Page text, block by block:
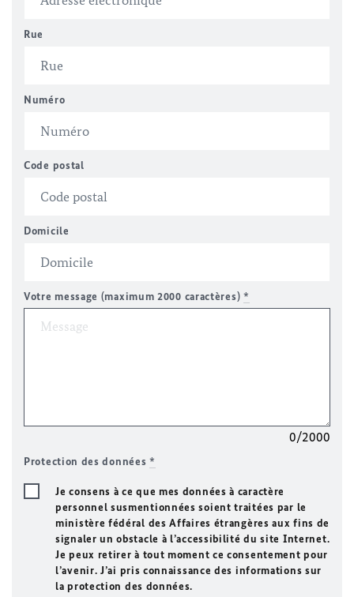
Rue
Numéro
Code postal
Domicile
Votre message (maximum 2000 caractères) *
0/2000
Protection des données*
Je consens à ce que mes données à caractère
personnel susmentionnées soient traitées par le
ministère fédéral des Affaires étrangères aux fins de
signaler un obstacle à l’accessibilité du site Internet.
Je peux retirer à tout moment ce consentement pour
l’avenir. J’ai pris connaissance des informations sur
la protection des données.